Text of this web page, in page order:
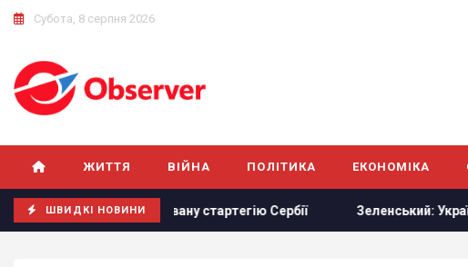
Субота, 8 серпня 2026
ЖИТТЯ ВІЙНА ПОЛІТИКА ЕКОНОМІКА
ШВИДКІ НОВИНИ
стартегію Сербії Зеленський: Українська оборонка